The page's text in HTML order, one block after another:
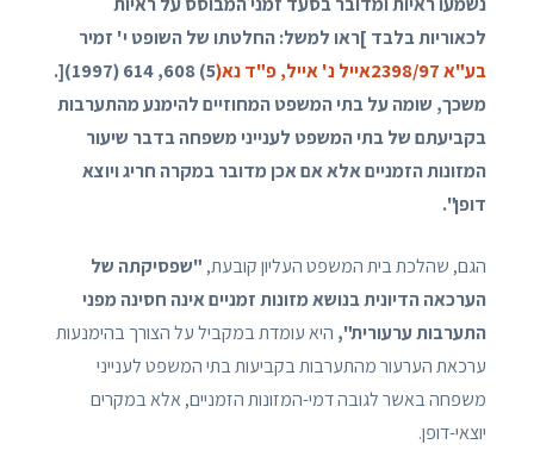
לכאוריות בלבד ]ראו למשל: החלטתו של השופט י' זמיר
בע"א 2398/97אייל נ' אייל, פ"ד נא(
5) 608, 614 (1997)[.
משכך, שומה על בתי המשפט המחוזיים להימנע מהתערבות
בקביעתם של בתי המשפט לענייני משפחה בדבר שיעור
המזונות הזמניים אלא אם אכן מדובר במקרה חריג ויוצא
דופן".
הגם, שהלכת בית המשפט העליון קובעת, "שפסיקתה של
הערכאה הדיונית בנושא מזונות זמניים אינה חסינה מפני
התערבות ערעורית", היא עומדת במקביל על הצורך בהימנעות
ערכאת הערעור מהתערבות בקביעות בתי המשפט לענייני
משפחה באשר לגובה דמי-המזונות הזמניים, אלא במקרים
יוצאי-דופן.